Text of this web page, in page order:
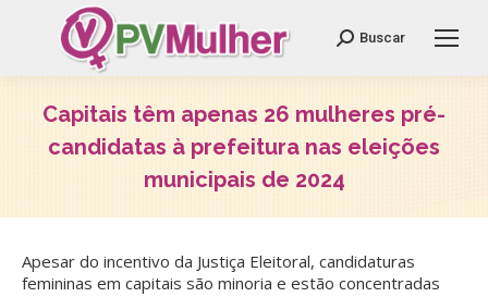
Search:
Buscar
Capitais têm apenas 26 mulheres pré-
candidatas à prefeitura nas eleições
municipais de 2024
Apesar do incentivo da Justiça Eleitoral, candidaturas
femininas em capitais são minoria e estão concentradas